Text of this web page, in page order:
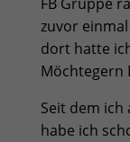
zuvor
dort hatte
Möchtegern
Seit dem
habe ich